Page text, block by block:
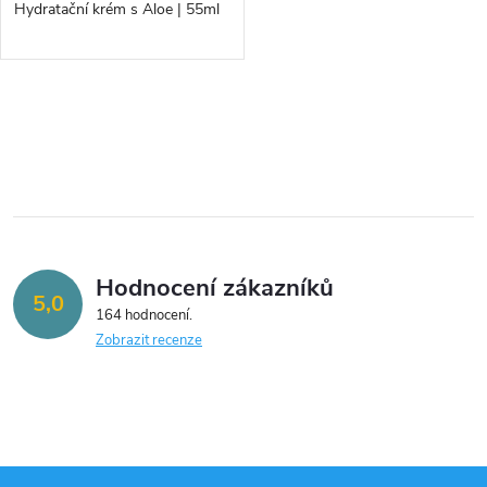
d
u
ů
d
t
ů
Hydratační krém s Aloe | 55ml
l
d
a
p
5,0 Hodnocení zákazníků
164 hodnocení
Zobrazit recenze